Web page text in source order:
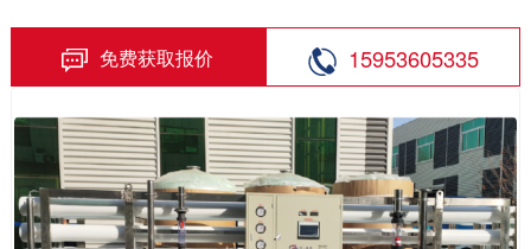
免费获取报价 15953605335